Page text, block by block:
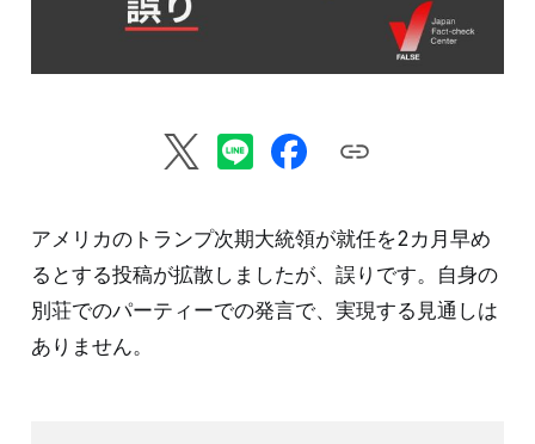
アメリカのトランプ次期大統領が就任を2カ月早め
るとする投稿が拡散しましたが、誤りです。自身の
別荘でのパーティーでの発言で、実現する見通しは
ありません。